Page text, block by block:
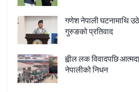
गणेश नेपाली घटनामाथि
गुरुङको प्रतिवाद
ह्वील लक विवादपछि
नेपालीको निधन